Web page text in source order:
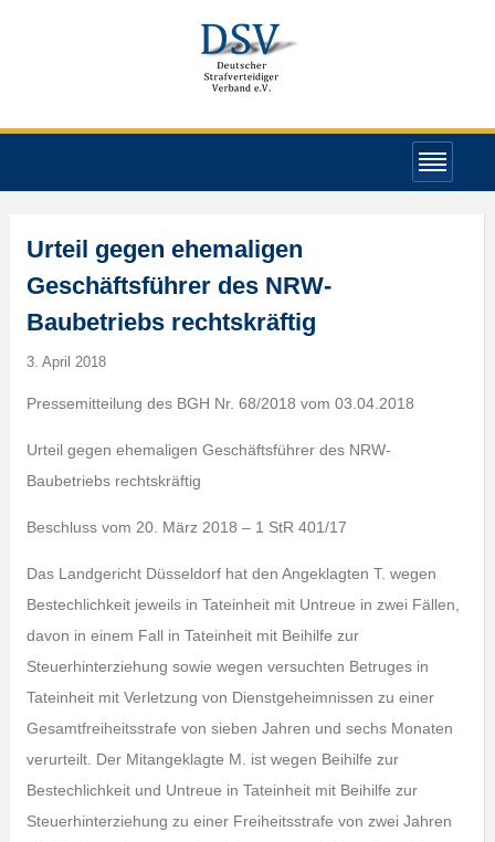
Urteil gegen ehemaligen
Geschäftsführer des NRW-
Baubetriebs rechtskräftig
3. April 2018
Pressemitteilung des BGH Nr. 68/2018 vom 03.04.2018
Urteil gegen ehemaligen Geschäftsführer des NRW-
Baubetriebs rechtskräftig
Beschluss vom 20. März 2018 – 1 StR 401/17
Das Landgericht Düsseldorf hat den Angeklagten T. wegen
Bestechlichkeit jeweils in Tateinheit mit Untreue in zwei Fällen,
davon in einem Fall in Tateinheit mit Beihilfe zur
Steuerhinterziehung sowie wegen versuchten Betruges in
Tateinheit mit Verletzung von Dienstgeheimnissen zu einer
Gesamtfreiheitsstrafe von sieben Jahren und sechs Monaten
verurteilt. Der Mitangeklagte M. ist wegen Beihilfe zur
Bestechlichkeit und Untreue in Tateinheit mit Beihilfe zur
Steuerhinterziehung zu einer Freiheitsstrafe von zwei Jahren